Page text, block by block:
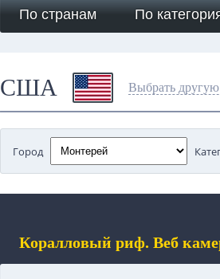
По странам По
США Выбрать другую
Город
Коралловый риф. Веб